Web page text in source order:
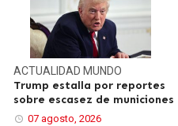
ACTUALIDAD MUNDO
Trump estalla por reportes
sobre escasez de municiones
07 agosto, 2026